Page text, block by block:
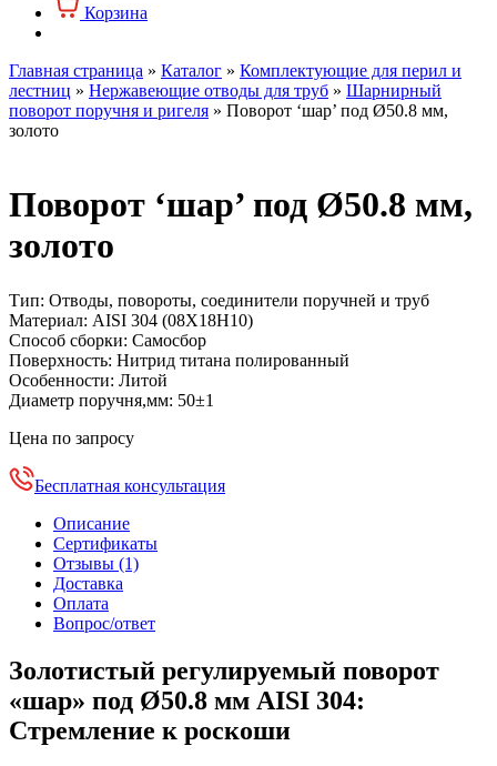
Корзина
Главная страница » Каталог » Комплектующие для перил и
лестниц » Нержавеющие отводы для труб » Шарнирный
поворот поручня и ригеля » Поворот ‘шар’ под Ø50.8 мм,
золото
Поворот ‘шар’ под Ø50.8 мм,
золото
Тип: Отводы, повороты, соединители поручней и труб
Материал: AISI 304 (08Х18Н10)
Способ сборки: Самосбор
Поверхность: Нитрид титана полированный
Особенности: Литой
Диаметр поручня,мм: 50±1
Цена по запросу
Бесплатная консультация
Описание
Сертификаты
Отзывы (1)
Доставка
Оплата
Вопрос/ответ
Золотистый регулируемый поворот
«шар» под Ø50.8 мм AISI 304:
Стремление к роскоши